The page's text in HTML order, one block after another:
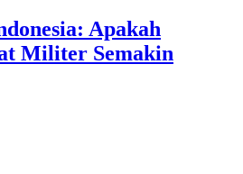
Apakah
Militer Semakin